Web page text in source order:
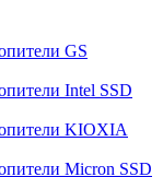
GS
Intel SSD
KIOXIA
Micron SSD